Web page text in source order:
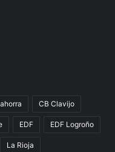
CB Clavijo
EDF EDF Logroño
La Rioja